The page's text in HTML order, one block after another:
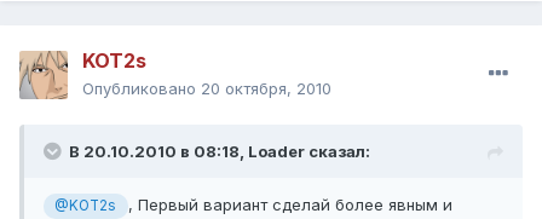
KOT2s
Опубликовано 20 октября, 2010
В 20.10.2010 в 08:18, Loader сказал:
@KOT2s
, Первый вариант сделай более явным и